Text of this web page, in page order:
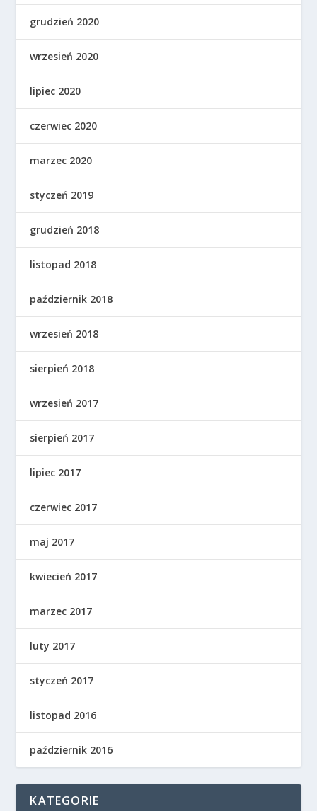
grudzień 2020
wrzesień 2020
lipiec 2020
czerwiec 2020
marzec 2020
styczeń 2019
grudzień 2018
listopad 2018
październik 2018
wrzesień 2018
sierpień 2018
wrzesień 2017
sierpień 2017
lipiec 2017
czerwiec 2017
maj 2017
kwiecień 2017
marzec 2017
luty 2017
styczeń 2017
listopad 2016
październik 2016
KATEGORIE